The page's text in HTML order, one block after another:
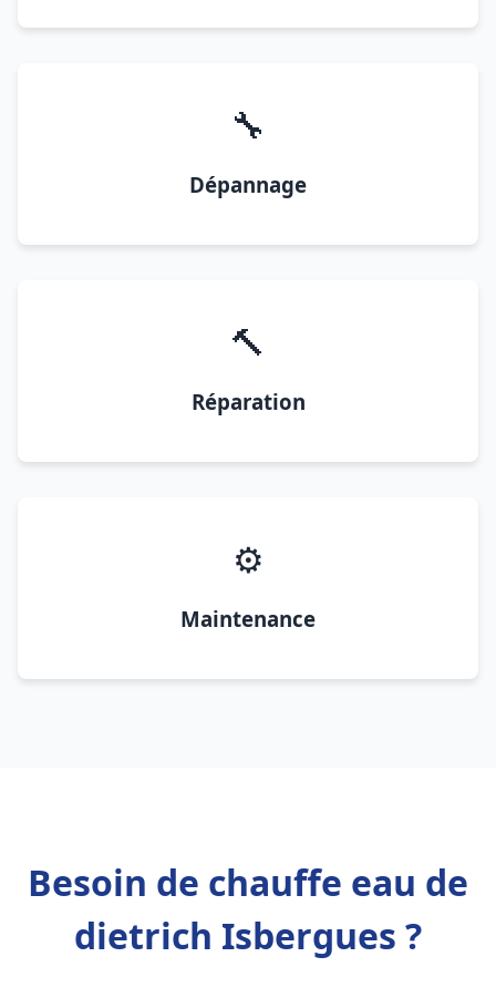
🔧
Dépannage
🔨
Réparation
⚙️
Maintenance
Besoin de chauffe eau de
dietrich Isbergues ?